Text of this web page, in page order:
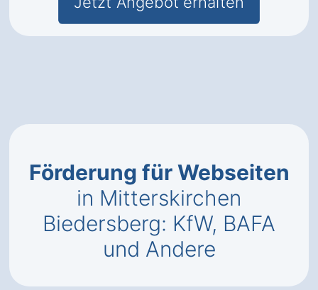
Förderung für Webseiten
in Mitterskirchen
Biedersberg: KfW, BAFA
und Andere